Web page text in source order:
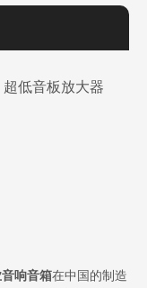
超低音板放大器
响音箱在中国的制造